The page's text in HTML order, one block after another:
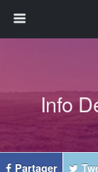
Info
Partager